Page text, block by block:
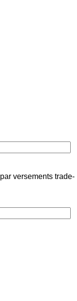
par versements trade-